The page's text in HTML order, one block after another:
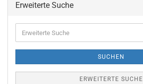
Erweiterte Suche
Suche
SUCHEN
ERWEITERTE SUCHE